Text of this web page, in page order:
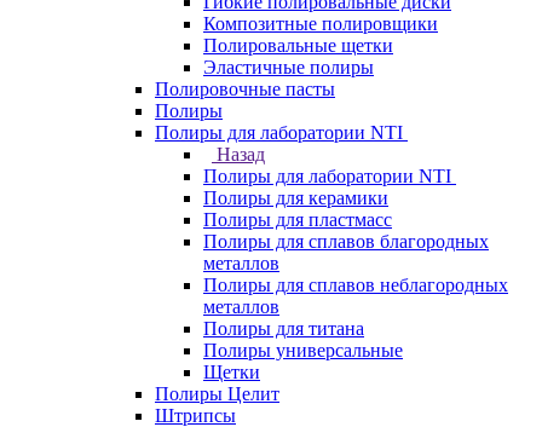
Композитные полировщики
Полировальные щетки
Эластичные полиры
Полировочные пасты
Полиры
Полиры для лаборатории NTI
Назад
Полиры для лаборатории NTI
Полиры для керамики
Полиры для пластмасс
Полиры для сплавов благородных
металлов
Полиры для сплавов неблагородных
металлов
Полиры для титана
Полиры универсальные
Щетки
Полиры Целит
Штрипсы